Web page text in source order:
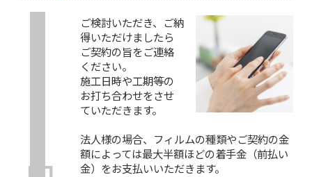
ご検討いただき、ご納
得いただけましたら
ご契約の旨をご連絡
ください。
施工日時や工期等の
お打ち合わせをさせ
ていただきます。
法人様の場合、フィルムの種類やご契約の金
額によっては最大半額ほどの着手金（前払い
金）をお支払いいただきます。